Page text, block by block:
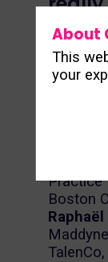
Practice
Boston
About
This
your